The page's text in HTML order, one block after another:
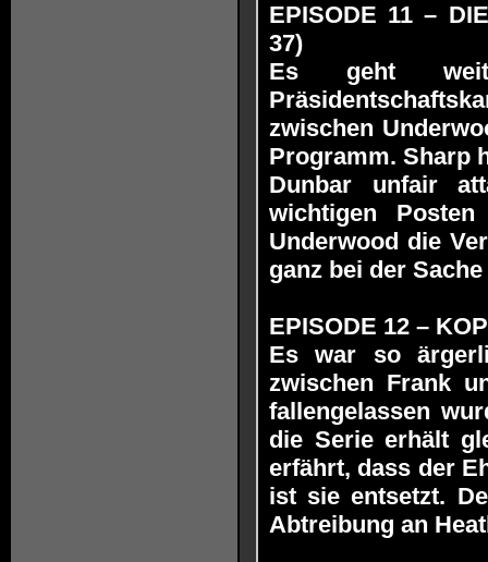
EPISODE 11 –
37)
Es geht
zwischen
Programm. Sharp
Dunbar unfair
wichtigen
Underwood die
ganz bei der
EPISODE 12 –
Es war so
zwischen Frank
fallengelassen
die Serie erhält
erfährt, dass der
ist sie entsetzt.
Abtreibung an